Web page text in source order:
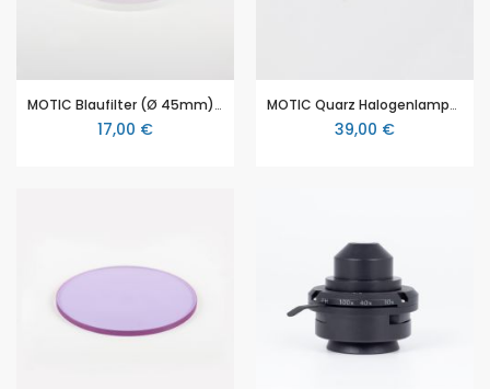
MOTIC Blaufilter (Ø 45mm) für Durchlicht
17,00 €
MOTIC Quarz Halogenlampe 6C/30W
39,00 €